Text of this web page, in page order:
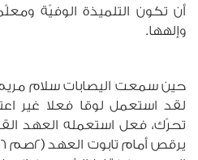
أن تكون التلميذة الوفيّة
وإلهها.
حين سمعت اليصابات سلام
لقد استعمل لوقا فعلا غير
تحرّك، فعل استعمله العهد